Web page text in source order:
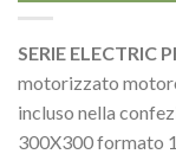
SERIE ELECTRIC
motorizzato
incluso nella
300X300 formato